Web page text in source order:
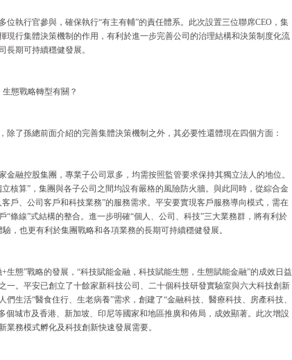
執行官參與，確保執行“有主有輔”的責任體系。此次設置三位聯席CEO，集
現行集體決策機制的作用，有利於進一步完善公司的治理結構和決策制度化流
長期可持續穩健發展。
態戰略轉型有關？
除了孫總前面介紹的完善集體決策機制之外，其必要性還體現在四個方面：
融控股集團，專業子公司眾多，均需按照監管要求保持其獨立法人的地位。
核算”，集團與各子公司之間均設有嚴格的風險防火牆。與此同時，從綜合金
戶、公司客戶和科技業務”的服務需求。平安要實現客戶服務導向模式，需在
條線”式結構的整合。進一步明確“個人、公司、科技”三大業務群，將有利於
，也更有利於集團戰略和各項業務的長期可持續穩健發展。
態”戰略的發展，“科技賦能金融，科技賦能生態，生態賦能金融”的成效日益
一。平安已創立了十餘家新科技公司、二十個科技研發實驗室與六大科技創新
生活“醫食住行、生老病養”需求，創建了“金融科技、醫療科技、房產科技、
個城市及香港、新加坡、印尼等國家和地區推廣和佈局，成效顯著。此次增設
務模式孵化及科技創新快速發展需要。